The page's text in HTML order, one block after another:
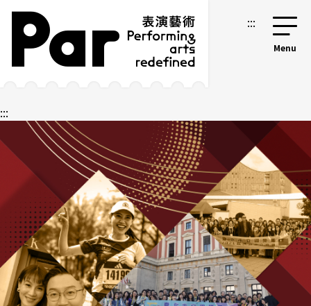
跳到主要內容區塊
網站導覽 :::
:::